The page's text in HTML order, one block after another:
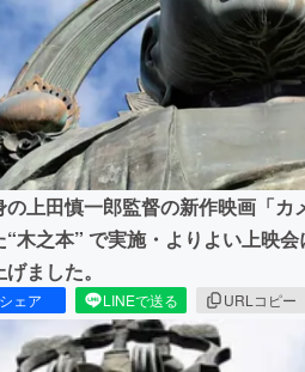
上田慎一郎監督の新作映画「
木之本” で実施・よりよい上映
ました。
シェア LINEで送る URLコピー